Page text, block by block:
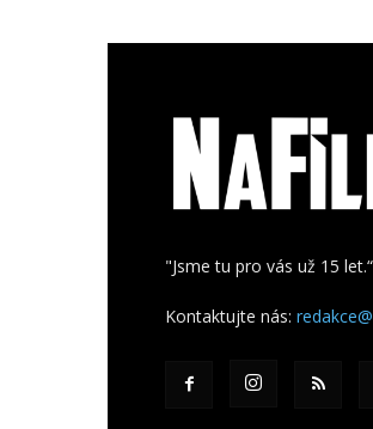
"Jsme tu pro vás už 15 let.“
Kontaktujte nás: